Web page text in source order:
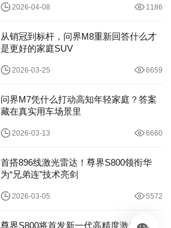
2026-04-08 1186
从销冠到标杆，问界M8重新回答什么才
是更好的家庭SUV
2026-03-25 6659
问界M7凭什么打动高知年轻家庭？答案
藏在真实用车场景里
2026-03-13 6660
首搭896线激光雷达！尊界S800领衔华
为“兄弟连”技术亮剑
2026-03-05 5572
尊界S800将首发新一代高精度激光雷